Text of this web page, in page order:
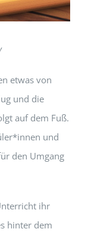
etwas von
und die
auf dem Fuß.
und
den Umgang
ihr
hinter dem